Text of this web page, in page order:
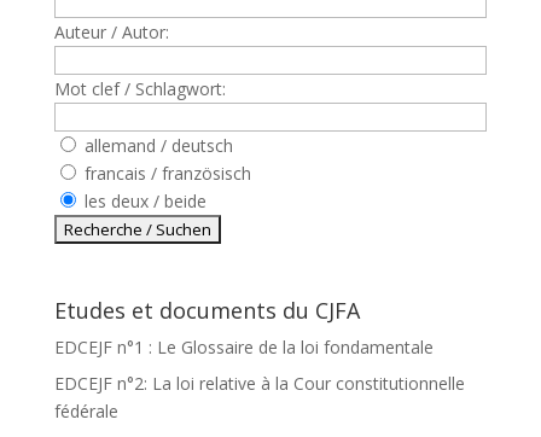
Auteur / Autor:
Mot clef / Schlagwort:
allemand / deutsch
francais / französisch
les deux / beide
Etudes et documents du CJFA
EDCEJF n°1 : Le Glossaire de la loi fondamentale
EDCEJF n°2: La loi relative à la Cour constitutionnelle
fédérale